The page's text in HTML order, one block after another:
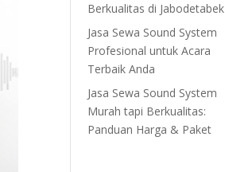
Berkualitas di Jabodetabek
Jasa Sewa Sound System
Profesional untuk Acara
Terbaik Anda
Jasa Sewa Sound System
Murah tapi Berkualitas:
Panduan Harga & Paket